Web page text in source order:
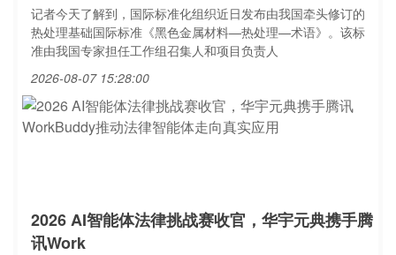
记者今天了解到，国际标准化组织近日发布由我国牵头修订的
热处理基础国际标准《黑色金属材料—热处理—术语》。该标
准由我国专家担任工作组召集人和项目负责人
2026-08-07 15:28:00
2026 AI智能体法律挑战赛收官，华宇元典携手腾
讯Work